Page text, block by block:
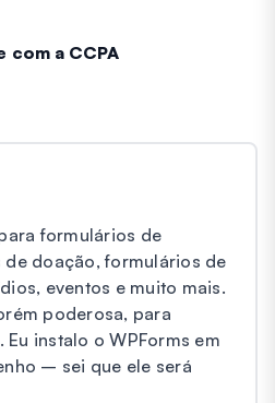
com a CCPA
formulários de
doação, formulários de
eventos e muito mais.
poderosa, para
instalo o WPForms em
– sei que ele será